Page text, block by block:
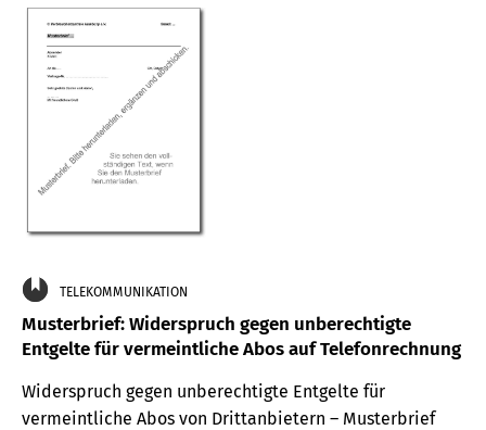
TELEKOMMUNIKATION
Musterbrief: Widerspruch gegen unberechtigte
Entgelte für vermeintliche Abos auf Telefonrechnung
Widerspruch gegen unberechtigte Entgelte für
vermeintliche Abos von Drittanbietern – Musterbrief